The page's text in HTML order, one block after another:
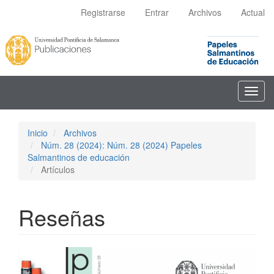
principal
Barra
lateral
Registrarse Entrar Archivos Actual
Inicio
Archivos
Núm. 28 (2024): Núm. 28 (2024) Papeles
Salmantinos de educación
Artículos
Reseñas
Barra